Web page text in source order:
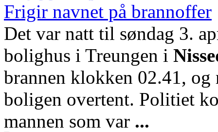
Frigir navnet på brannoffer
Det var natt til søndag 3.
bolighus i Treungen i
brannen klokken 02.41, og
boligen overtent. Politiet
mannen som var ...